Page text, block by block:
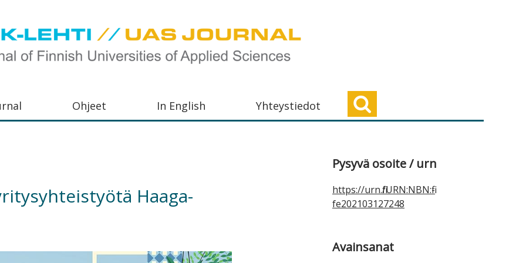
Ohjeet In English Yhteystiedot
Haaga-
Ensisijainen
sivupalkki
Pysyvä osoite / urn
https://urn.fi/URN:NBN:fi-
fe202103127248
Avainsanat